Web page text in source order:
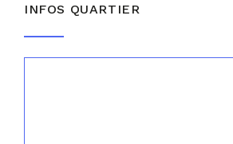
INFOS QUARTIER